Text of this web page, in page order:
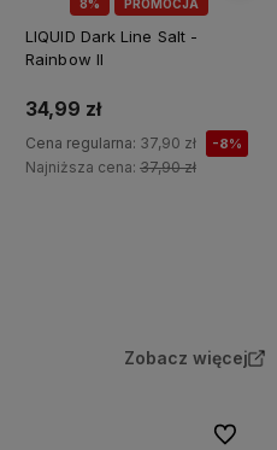
8% PROMOCJA
LIQUID Dark Line Salt -
Rainbow II
34,99 zł
Cena regularna: 37,90 zł -8%
Najniższa cena: 37,90 zł
Zobacz więcej
Do